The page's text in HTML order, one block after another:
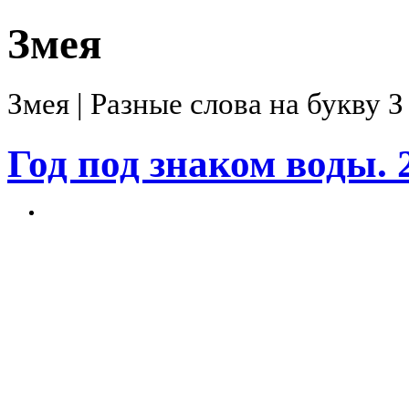
Змея
Змея | Разные слова на букву
Год под знаком воды.